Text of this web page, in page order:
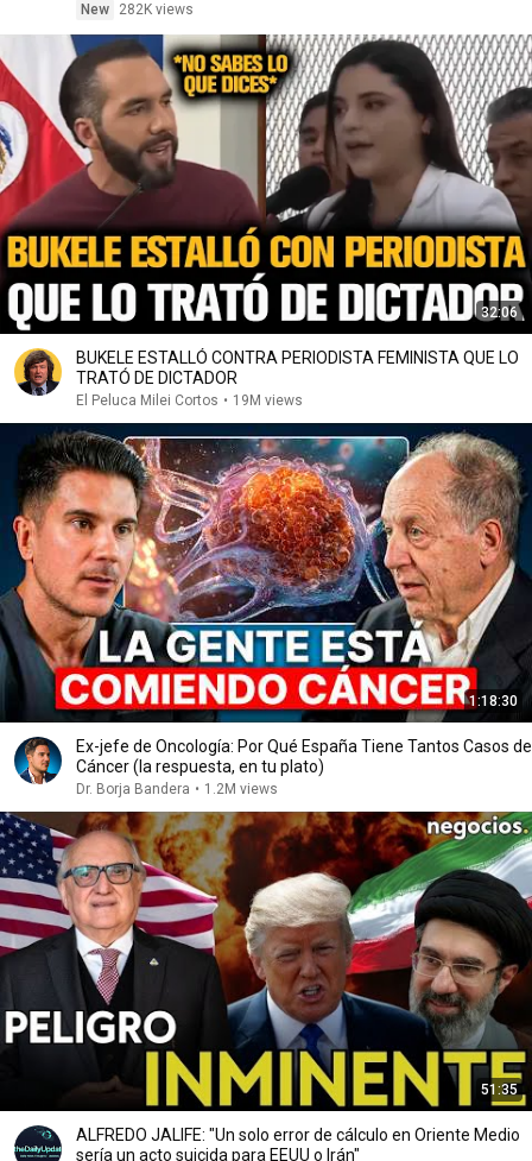
New
282K views
32:06
BUKELE ESTALLÓ CONTRA PERIODISTA FEMINISTA QUE LO
TRATÓ DE DICTADOR
El Peluca Milei Cortos • 19M views
1:18:30
Ex-jefe de Oncología: Por Qué España Tiene Tantos Casos de
Cáncer (la respuesta, en tu plato)
Dr. Borja Bandera • 1.2M views
51:35
ALFREDO JALIFE: "Un solo error de cálculo en Oriente Medio
sería un acto suicida para EEUU o Irán"